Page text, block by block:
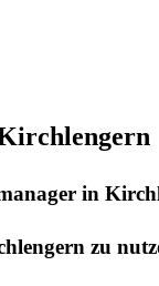
in
zu